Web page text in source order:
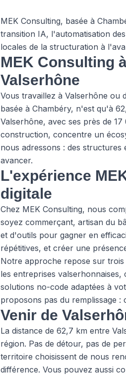
MEK Consulting, basée à
transition IA, l'automatisation
locales de la structuration à
MEK Consulting
Valserhône
Vous travaillez à Valserhône ou
basée à Chambéry, n'est qu'à
Valserhône, avec ses près de
construction, concentre un
nous adressons : des
avancer.
L'expérience
digitale
Chez MEK Consulting, nous
soyez commerçant, artisan du
et d'outils pour gagner en
répétitives, et créer une
Notre approche repose sur
les entreprises
solutions no-code adaptées à
proposons pas du remplissage
Venir de
La distance de 62,7 km entre
région. Pas de détour, pas de
territoire choisissent de nous
différence. Vous pouvez aussi